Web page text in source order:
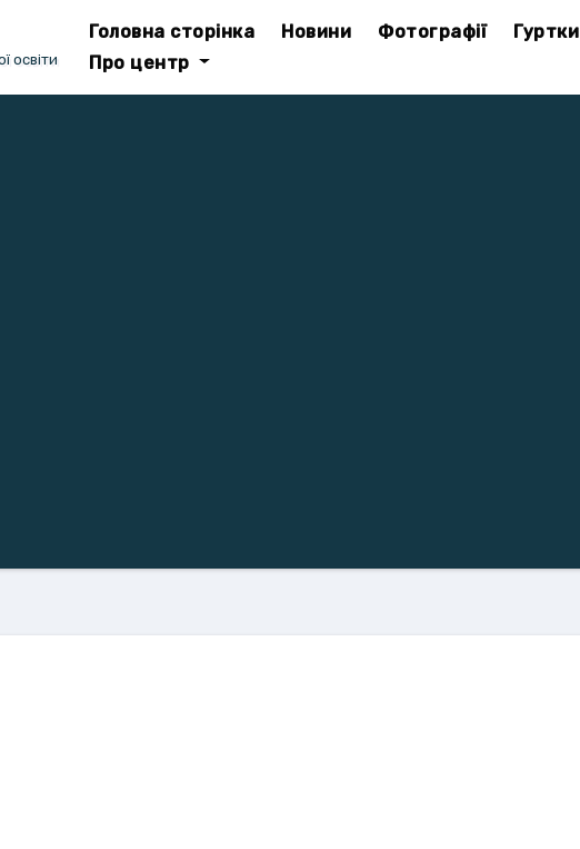
освіти
Головна сторінка Новини Фотографії Гуртки
Про центр